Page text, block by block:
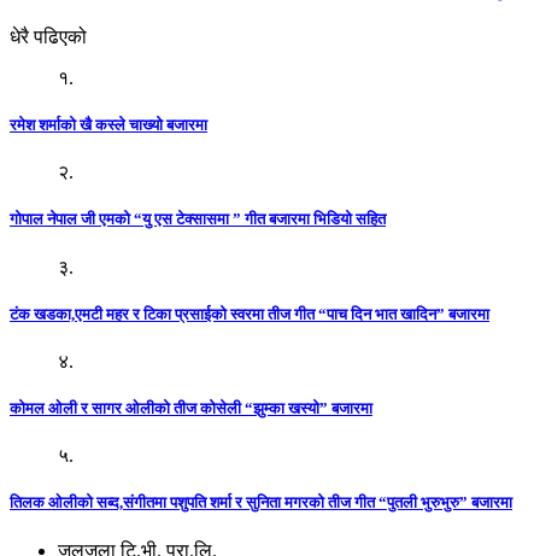
धेरै पढिएको
१.
रमेश शर्माको खै कस्ले चाख्यो बजारमा
२.
गोपाल नेपाल जी एमको “यु एस टेक्सासमा ” गीत बजारमा भिडियो सहित
३.
टंक खडका,एमटी महर र टिका प्रसाईको स्वरमा तीज गीत “पाच दिन भात खादिन” बजारमा
४.
कोमल ओली र सागर ओलीको तीज कोसेली “झुम्का खस्यो” बजारमा
५.
तिलक ओलीको सब्द,संगीतमा पशुपति शर्मा र सुनिता मगरको तीज गीत “पुतली भुरुभुरु” बजारमा
जलजला टि.भी. प्रा.लि.